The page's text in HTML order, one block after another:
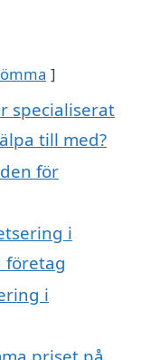
specialiserat
till med?
för
i
företag
i